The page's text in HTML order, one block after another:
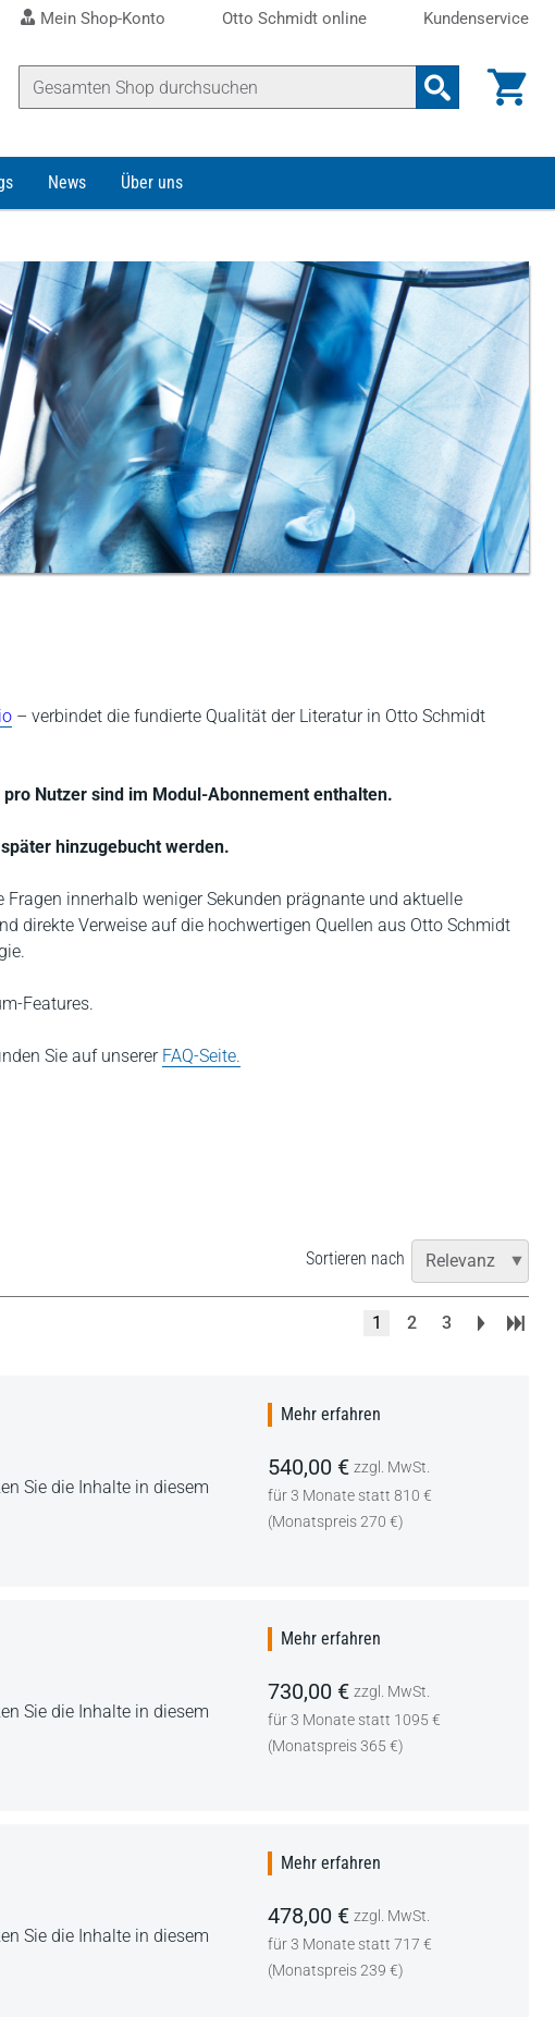
Mein Shop-Konto Otto Schmidt online Kundenservice
News Über uns
– verbindet die fundierte Qualität der Literatur in Otto Schmidt
Nutzer sind im Modul-Abonnement enthalten.
hinzugebucht werden.
innerhalb weniger Sekunden prägnante und aktuelle
direkte Verweise auf die hochwertigen Quellen aus Otto Schmidt
Features.
Sie auf unserer FAQ-Seite.
Sortieren nach
1 2 3
Sie die Inhalte in diesem
Mehr erfahren
540,00 € zzgl. MwSt.
für 3 Monate statt 810 €
(Monatspreis 270 €)
Sie die Inhalte in diesem
Mehr erfahren
730,00 € zzgl. MwSt.
für 3 Monate statt 1095 €
(Monatspreis 365 €)
Sie die Inhalte in diesem
Mehr erfahren
478,00 € zzgl. MwSt.
für 3 Monate statt 717 €
(Monatspreis 239 €)